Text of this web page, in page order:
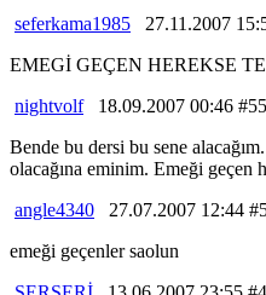
seferkama1985 27.11.2007
EMEGİ GEÇEN HEREKSE
nightvolf18.09.2007 00:46
Bende bu dersi bu sene
olacağına eminim. Emeği geçen
angle4340 27.07.2007 12:44
emeği geçenler saolun